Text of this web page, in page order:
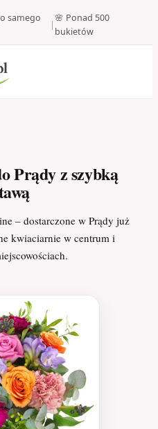
samego
|
🌸 Ponad 500
bukietów
Prądy z szybką
– dostarczone w Prądy już
kwiaciarnie w centrum i